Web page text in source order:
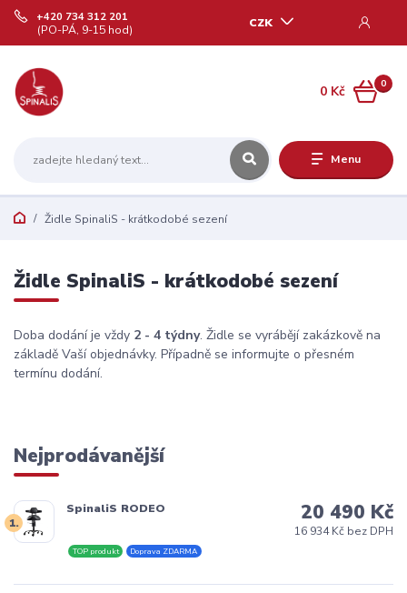
Menu
CZK
+420 734 312 201
(PO-PÁ, 9-15 hod)
0
0 Kč
Židle SpinaliS - krátkodobé sezení
Židle SpinaliS - krátkodobé sezení
Doba dodání je vždy 2 - 4 týdny. Židle se vyrábějí zakázkově na
základě Vaší objednávky. Případně se informujte o přesném
termínu dodání.
Nejprodávanější
1.
SpinaliS RODEO
TOP produkt Doprava ZDARMA
20 490 Kč
16 934 Kč bez DPH